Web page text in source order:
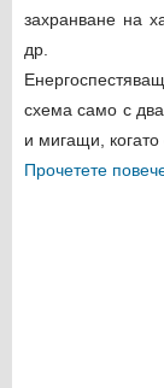
захранване на
др.
схема само с
и мигащи,
Прочетете